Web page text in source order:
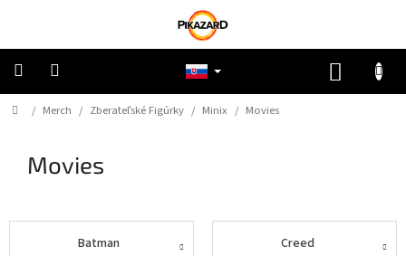
Pokémon
Riftbound
Piece
Domov
/ Merch / Zberateľské Figúrky / Minix / Movies
Movies
Batman Creed